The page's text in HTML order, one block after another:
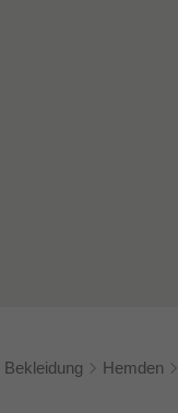
Bekleidung Hemden